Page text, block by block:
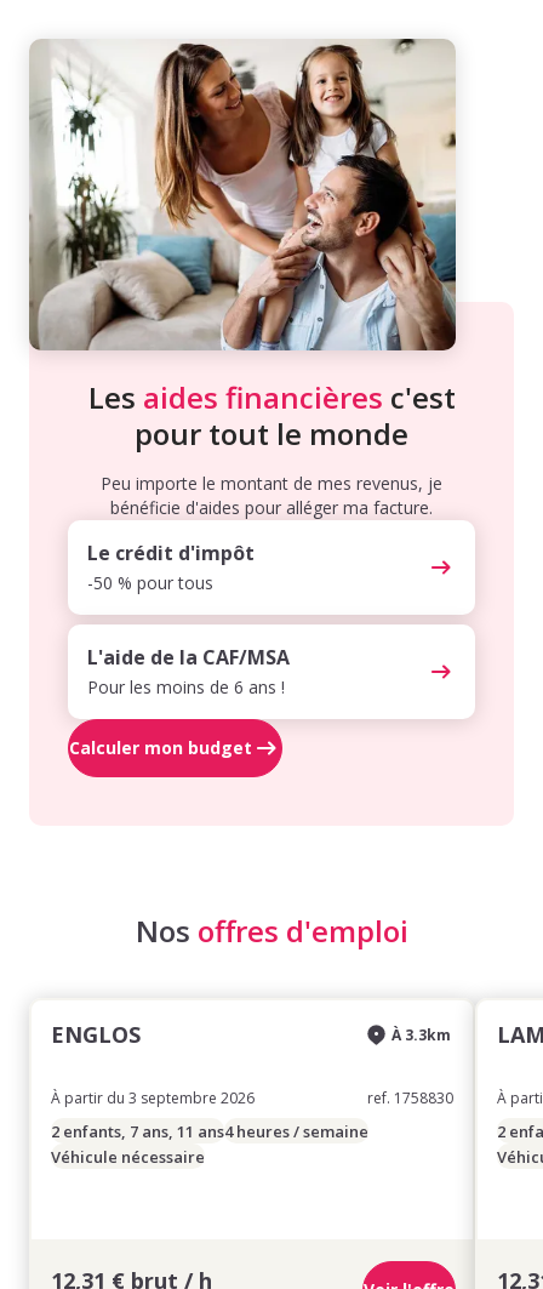
Les aides financières c'est
pour tout le monde
Peu importe le montant de mes revenus, je
bénéficie d'aides pour alléger ma facture.
Le crédit d'impôt
-50 % pour tous
L'aide de la CAF/MSA
Pour les moins de 6 ans !
Calculer mon budget
Nos offres d'emploi
ENGLOS
À partir du 3 septembre 2026
À 3.3km
ref. 1758830
2 enfants, 7 ans, 11 ans4 heures / semaine
Véhicule nécessaire
12,31 € brut / h
À
2